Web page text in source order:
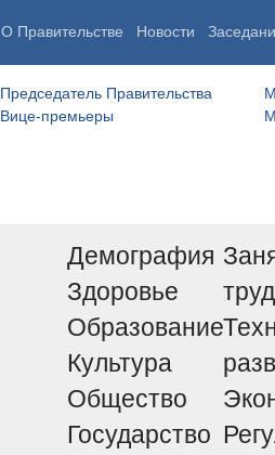
О Правительстве Новости
Председатель Правительства
Вице-премьеры
Демография
Здоровье
Образование
Культура
Общество
Государство
труд